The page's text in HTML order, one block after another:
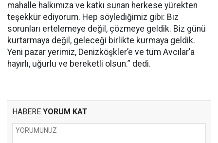
mahalle halkımıza ve katkı sunan herkese yürekten
teşekkür ediyorum. Hep söylediğimiz gibi: Biz
sorunları ertelemeye değil, çözmeye geldik. Biz günü
kurtarmaya değil, geleceği birlikte kurmaya geldik.
Yeni pazar yerimiz, Denizköşkler’e ve tüm Avcılar’a
hayırlı, uğurlu ve bereketli olsun.” dedi.
HABERE YORUM KAT